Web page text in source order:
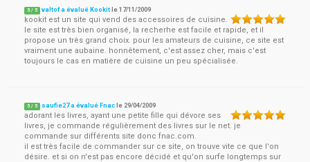
5 / 5 valtof a évalué Kookit le17/11/2009
kookit est un site qui vend des accessoires de cuisine.
le site est très bien organisé, la recherhe est facile et rapide, et il
propose un très grand choix. pour les amateurs de cuisine, ce site est
vraiment une aubaine. honnêtement, c'est assez cher, mais c'est
toujours le cas en matière de cuisine un peu spécialisée.
5 / 5 saufie27 a évalué Fnac le 29/04/2009
adorant les livres, ayant une petite fille qui dévore ses
livres, je commande régulièrement des livres sur le net. je
commande sur différents site donc fnac.com.
il est très facile de commander sur ce site, on trouve vite ce que l'on
désire. et si on n'est pas encore décidé et qu'on surfe longtemps sur